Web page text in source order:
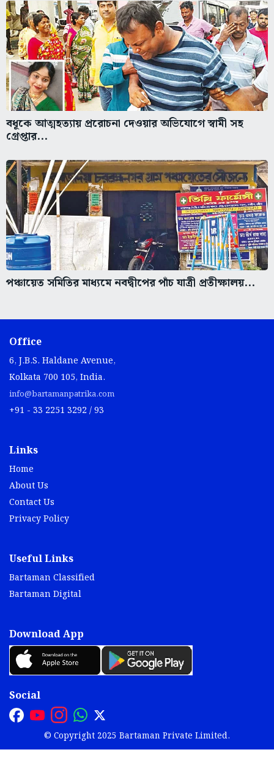
বধূকে আত্মহত্যায় প্ররোচনা দেওয়ার অভিযোগে স্বামী সহ
গ্রেপ্তার...
পঞ্চায়েত সমিতির মাধ্যমে নবদ্বীপের পাঁচ যাত্রী প্রতীক্ষালয়...
Office
6, J.B.S. Haldane Avenue,
Kolkata 700 105, India.
info@bartamanpatrika.com
+91 - 33 2251 3292 / 93
Links
Home
About Us
Contact Us
Privacy Policy
Useful Links
Bartaman Classified
Bartaman Digital
Download App
Social
© Copyright 2025 Bartaman Private Limited.